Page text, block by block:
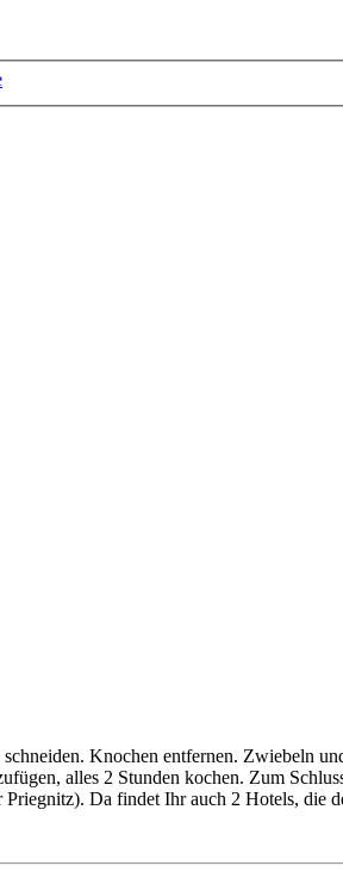
Knochen entfernen. Zwiebeln
alles 2 Stunden kochen. Zum
Da findet Ihr auch 2 Hotels, die